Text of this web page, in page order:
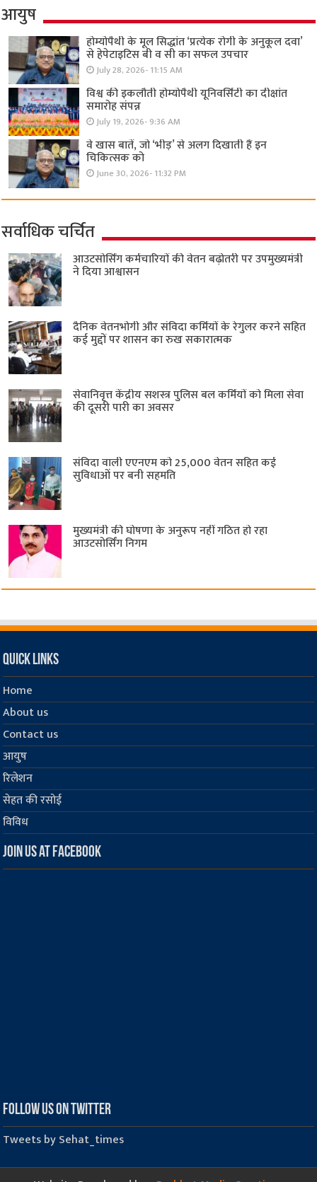
आयुष
होम्योपैथी के मूल सिद्धांत ‘प्रत्येक रोगी केे अनुकूल दवा’
से हेपेटाइटिस बी व सी का सफल उपचार
July 28, 2026- 11:15 AM
विश्व की इकलौती होम्योपैथी यूनिवर्सिटी का दीक्षांत
समारोह संपन्न
July 19, 2026- 9:36 AM
वे खास बातें, जो ‘भीड़’ से अलग दिखाती हैं इन
चिकित्सक को
June 30, 2026- 11:32 PM
सर्वाधिक चर्चित
आउटसोर्सिंग कर्मचारियों की वेतन बढ़ोतरी पर उपमुख्यमंत्री
ने दिया आश्वासन
दैनिक वेतनभोगी और संविदा कर्मियों के रेगुलर करने सहित
कई मुद्दों पर शासन का रुख सकारात्मक
सेवानिवृत्त केंद्रीय सशस्त्र पुलिस बल ​कर्मियों को मिला सेवा
की दूसरी पारी का अवसर
संविदा वाली एएनएम को 25,000 वेतन सहित कई
सुविधाओं पर बनी सहमति
मुख्यमंत्री की घोषणा के अनुरूप नहीं गठित हो रहा
आउटसोर्सिंग निगम
Quick Links
Home
About us
Contact us
आयुष
रिलेशन
सेहत की रसोई
विविध
Join us at Facebook
Follow us on Twitter
Tweets by Sehat_times